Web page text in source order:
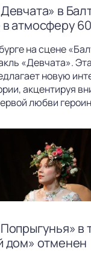
в
атмосферу
на сцене
«Девчата».
новую
акцентируя
любви
в
дом» отменен